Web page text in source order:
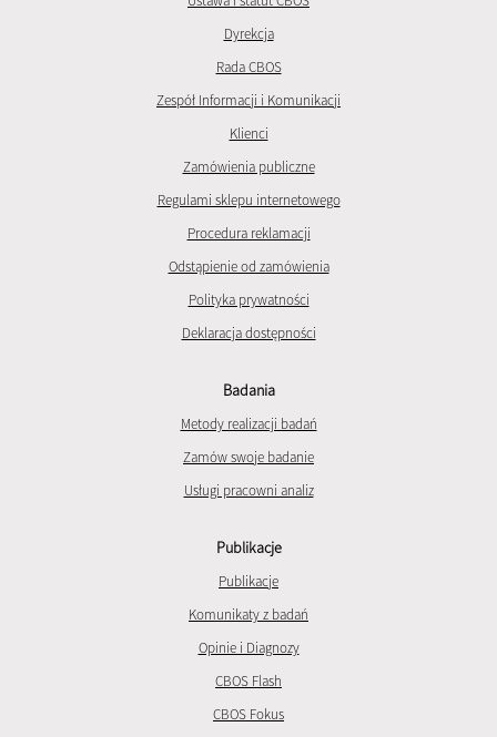
Dyrekcja
Rada CBOS
Zespół Informacji i Komunikacji
Klienci
Zamówienia publiczne
Regulami sklepu internetowego
Procedura reklamacji
Odstąpienie od zamówienia
Polityka prywatności
Deklaracja dostępności
Badania
Metody realizacji badań
Zamów swoje badanie
Usługi pracowni analiz
Publikacje
Publikacje
Komunikaty z badań
Opinie i Diagnozy
CBOS Flash
CBOS Fokus